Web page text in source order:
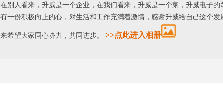
在别人看来，升威是一个企业，在我们看来，升威是一个家，升威电子的
有一份积极向上的心，对生活和工作充满着激情，感谢升威给自己这个发
来希望大家同心协力，共同进步。 >>点此进入相册